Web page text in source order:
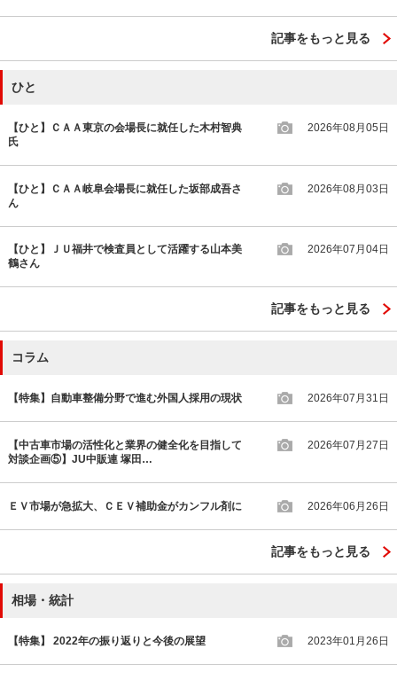
記事をもっと見る
ひと
【ひと】ＣＡＡ東京の会場長に就任した木村智典
氏
2026年08月05日
【ひと】ＣＡＡ岐阜会場長に就任した坂部成吾さ
ん
2026年08月03日
【ひと】ＪＵ福井で検査員として活躍する山本美
鶴さん
2026年07月04日
記事をもっと見る
コラム
【特集】自動車整備分野で進む外国人採用の現状 2026年07月31日
【中古車市場の活性化と業界の健全化を目指して
対談企画⑤】JU中販連 塚田…
2026年07月27日
ＥＶ市場が急拡大、ＣＥＶ補助金がカンフル剤に 2026年06月26日
記事をもっと見る
相場・統計
【特集】 2022年の振り返りと今後の展望 2023年01月26日